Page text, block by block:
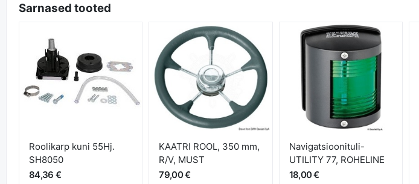
Sarnased tooted
Roolikarp kuni 55Hj.
SH8050
84,36 €
KAATRI ROOL, 350 mm,
R/V, MUST
79,00 €
Navigatsioonituli-
UTILITY 77, ROHELINE
18,00 €